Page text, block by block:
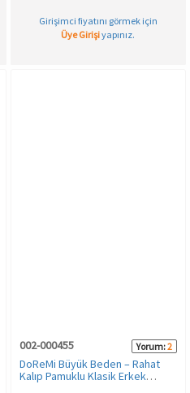
Girişimci fiyatını görmek için
Üye Girişiyapınız.
002-000455 Yorum:2
DoReMi Büyük Beden – Rahat
Kalıp Pamuklu Klasik Erkek